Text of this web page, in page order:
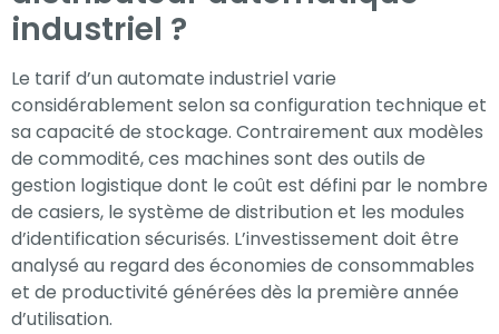
industriel ?
Le tarif d’un automate industriel varie
considérablement selon sa configuration technique et
sa capacité de stockage. Contrairement aux modèles
de commodité, ces machines sont des outils de
gestion logistique dont le coût est défini par le nombre
de casiers, le système de distribution et les modules
d’identification sécurisés. L’investissement doit être
analysé au regard des économies de consommables
et de productivité générées dès la première année
d’utilisation.